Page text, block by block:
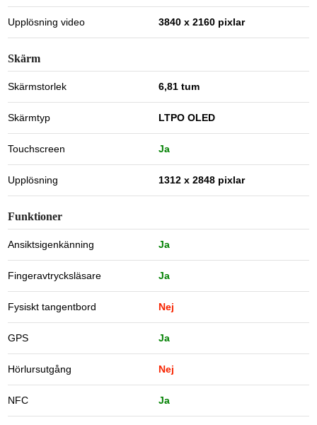
Upplösning video 3840 x 2160 pixlar
Skärm
Skärmstorlek 6,81 tum
Skärmtyp LTPO OLED
Touchscreen Ja
Upplösning 1312 x 2848 pixlar
Funktioner
Ansiktsigenkänning Ja
Fingeravtrycksläsare Ja
Fysiskt tangentbord Nej
GPS Ja
Hörlursutgång Nej
NFC Ja